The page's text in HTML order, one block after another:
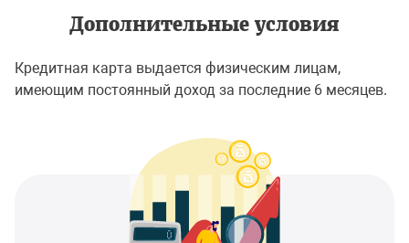
Дополнительные условия
Кредитная карта выдается физическим лицам,
имеющим постоянный доход за последние 6 месяцев.